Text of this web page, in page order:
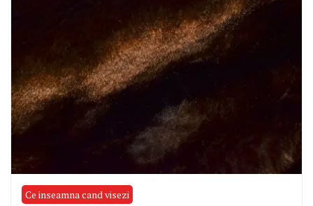
Ce inseamna cand visezi